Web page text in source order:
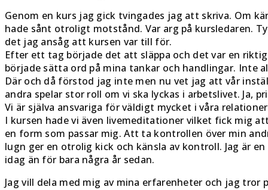
Genom en kurs jag gick tvingades jag att skriva. Om
hade sånt otroligt motstånd. Var arg på kursledaren.
det jag ansåg att kursen var till för.
Efter ett tag började det att släppa och det var en
började sätta ord på mina tankar och handlingar. Inte
Där och då förstod jag inte men nu vet jag att vår
andra spelar stor roll om vi ska lyckas i arbetslivet. Ja,
Vi är själva ansvariga för väldigt mycket i våra
I kursen hade vi även livemeditationer vilket fick mig
en form som passar mig. Att ta kontrollen över min
lugn ger en otrolig kick och känsla av kontroll. Jag är
idag än för bara några år sedan.
Jag vill dela med mig av mina erfarenheter och jag tror